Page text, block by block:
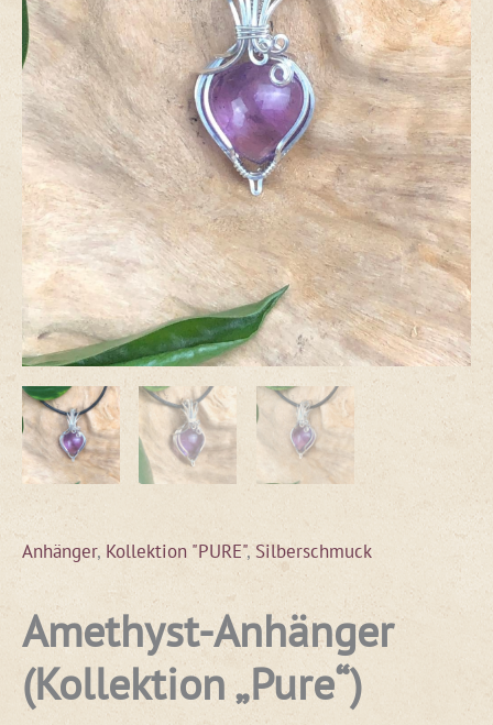
Anhänger, Kollektion "PURE",Silberschmuck
Amethyst-Anhänger
(Kollektion „Pure“)